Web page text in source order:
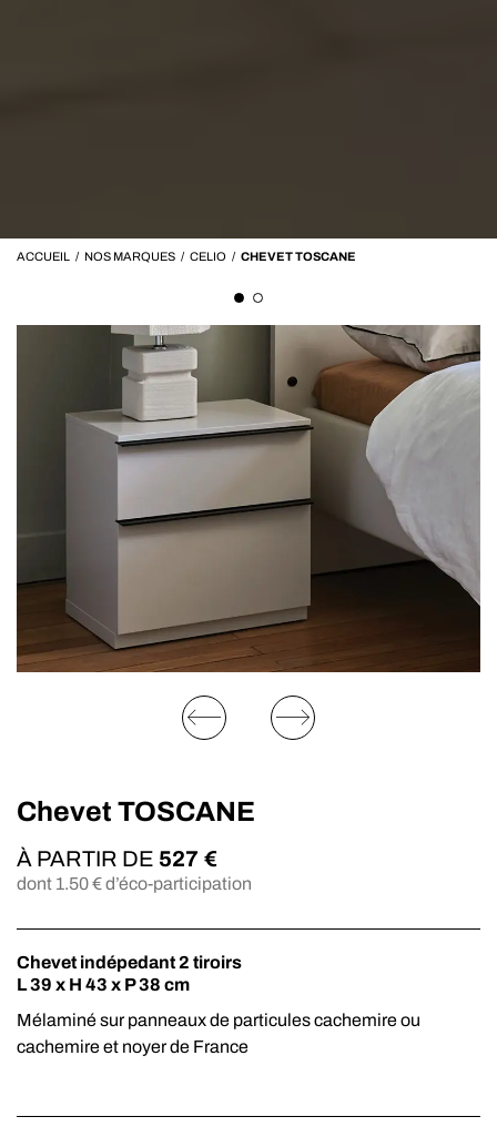
ACCUEIL / NOS MARQUES / CELIO / CHEVET TOSCANE
Chevet TOSCANE
À PARTIR DE 527 €
dont 1.50€ d’éco-participation
Chevet indépedant 2 tiroirs
L 39 x H 43 x P 38 cm
Mélaminé sur panneaux de particules cachemire ou
cachemire et noyer de France